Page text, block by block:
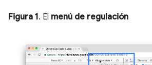
Figura 1. El menú de regulación